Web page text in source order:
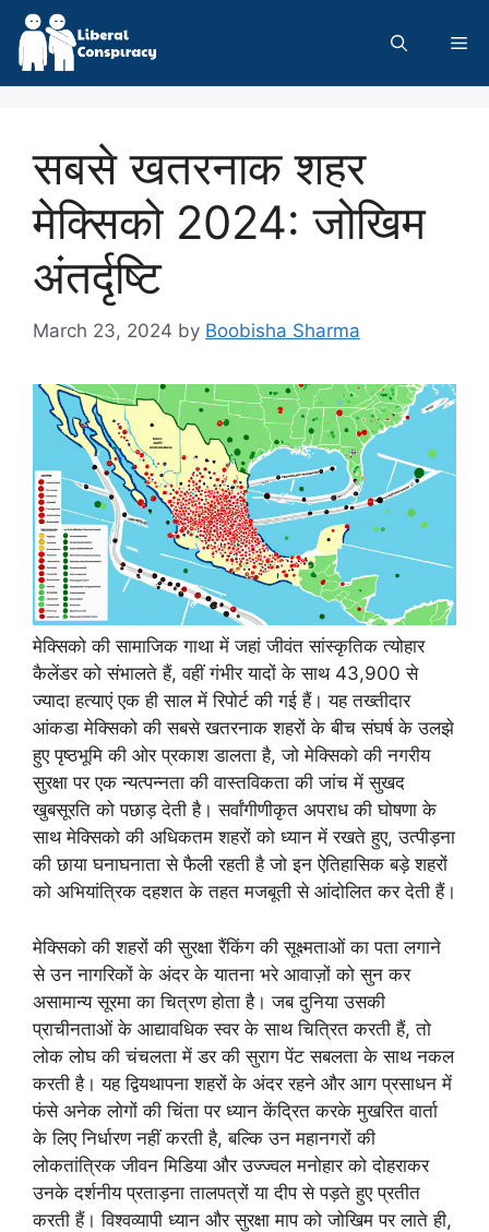
Skip
content
सबसे खतरनाक शहर
मेक्सिको 2024: जोखिम
अंतर्दृष्टि
March 23, 2024 by Boobisha Sharma
मेक्सिको की सामाजिक गाथा में जहां जीवंत सांस्कृतिक त्योहार
कैलेंडर को संभालते हैं, वहीं गंभीर यादों के साथ 43,900 से
ज्यादा हत्याएं एक ही साल में रिपोर्ट की गई हैं। यह तख्तीदार
आंकडा मेक्सिको की सबसे खतरनाक शहरों के बीच संघर्ष के उलझे
हुए पृष्ठभूमि की ओर प्रकाश डालता है, जो मेक्सिको की नगरीय
सुरक्षा पर एक न्यत्पन्नता की वास्तविकता की जांच में सुखद
खुबसूरति को पछाड़ देती है। सर्वांगीणीकृत अपराध की घोषणा के
साथ मेक्सिको की अधिकतम शहरों को ध्यान में रखते हुए, उत्पीड़ना
की छाया घनाघनाता से फैली रहती है जो इन ऐतिहासिक बड़े शहरों
को अभियांत्रिक दहशत के तहत मजबूती से आंदोलित कर देती हैं।
मेक्सिको की शहरों की सुरक्षा रैंकिंग की सूक्ष्मताओं का पता लगाने
से उन नागरिकों के अंदर के यातना भरे आवाज़ों को सुन कर
असामान्य सूरमा का चित्रण होता है। जब दुनिया उसकी
प्राचीनताओं के आद्यावधिक स्वर के साथ चित्रित करती हैं, तो
लोक लोघ की चंचलता में डर की सुराग पेंट सबलता के साथ नकल
करती है। यह द्वियथापना शहरों के अंदर रहने और आग प्रसाधन में
फंसे अनेक लोगों की चिंता पर ध्यान केंद्रित करके मुखरित वार्ता
के लिए निर्धारण नहीं करती है, बल्कि उन महानगरों की
लोकतांत्रिक जीवन मिडिया और उज्ज्वल मनोहार को दोहराकर
उनके दर्शनीय प्रताड़ना तालपत्रों या दीप से पड़ते हुए प्रतीत
करती हैं। विश्वव्यापी ध्यान और सुरक्षा माप को जोखिम पर लाते ही,